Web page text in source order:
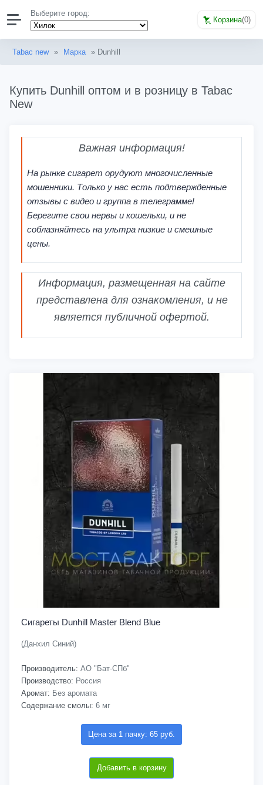
Выберите город:
Корзина(0)
Tabac new » Марка » Dunhill
Купить Dunhill оптом и в розницу в Tabac
New
Важная информация!
На рынке сигарет орудуют многочисленные
мошенники. Только у нас есть подтвержденные
отзывы с видео и группа в телеграмме!
Берегите свои нервы и кошельки, и не
соблазняйтесь на ультра низкие и смешные
цены.
Информация, размещенная на сайте
представлена для ознакомления, и не
является публичной офертой.
Сигареты Dunhill Master Blend Blue
(Данхил Синий)
Производитель: АО "Бат-СПб"
Производство: Россия
Аромат: Без аромата
Содержание смолы: 6 мг
Цена за 1 пачку: 65 руб.
Добавить в корзину